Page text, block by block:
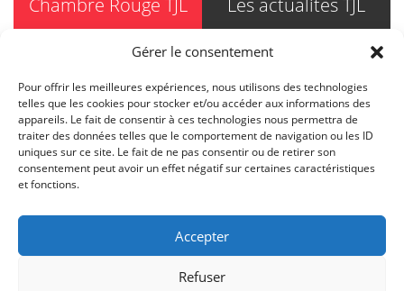
Gérer le consentement
Pour offrir les meilleures expériences, nous utilisons des technologies
telles que les cookies pour stocker et/ou accéder aux informations des
appareils. Le fait de consentir à ces technologies nous permettra de
traiter des données telles que le comportement de navigation ou les ID
uniques sur ce site. Le fait de ne pas consentir ou de retirer son
consentement peut avoir un effet négatif sur certaines caractéristiques
et fonctions.
Accepter
Refuser
Chambre Rouge TJL Les actualités TJL
TRUDEL JOHNSTON & LESPÉRANCE
Avocats / Barristers & Solicitors
750, Côte de la Place d'Armes, Suite 90
Montréal (Quebec) H2Y 2X8
T514 871-8385
1-844-588-8385
info@tjl.quebec